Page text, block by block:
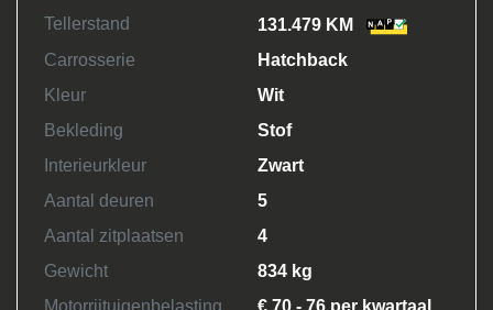
Tellerstand
131.479 KM
Carrosserie
Hatchback
Kleur
Wit
Bekleding
Stof
Interieurkleur
Zwart
Aantal deuren
5
Aantal zitplaatsen
4
Gewicht
834 kg
Motorrijtuigenbelasting
€ 70 - 76 per kwartaal